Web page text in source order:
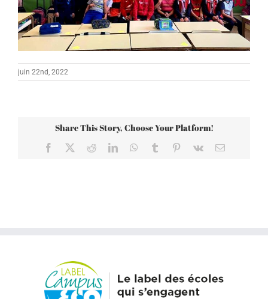
juin 22nd, 2022
Share This Story, Choose Your Platform!
Facebook RedditLinkedInWhatsApp
Tumblr Pinterest
Vk Email